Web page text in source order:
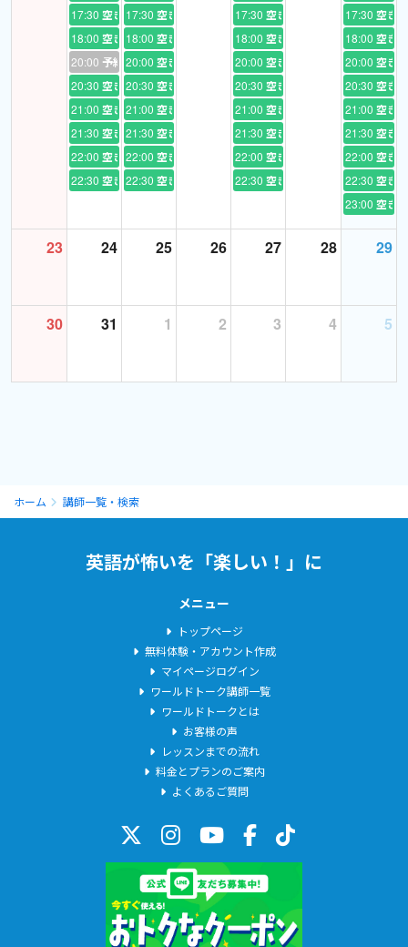
＜資格・免許＞
中学・高等学校教員免許一種 (英語)
＜レッスンを受けていただく前のお願いごと＞
◆初めて受講される方のレッスンでは、まずは自己紹介とどんな
レッスンを希望するかを気軽にお伝えくださいませ。(英語でも日
本語でもどちらでも構いません)
そのためレッスン当日にご連絡をいただいても時間帯によっては確
認できない恐れがあります。万一、リクエストされたい事があれ
17:30 空き
18:00 空き
20:00 予約あり
20:30 空き
21:00 空き
21:30 空き
22:00 空き
22:30 空き
17:30 空き
18:00 空き
20:00 空き
20:30 空き
21:00 空き
21:30 空き
22:00 空き
22:30 空き
17:30 空き
18:00 空き
20:00 空き
20:30 空き
21:00 空き
21:30 空き
22:00 空き
22:30 空き
17:30 空き
18:00 空き
20:00 空き
20:30 空き
21:00 空き
21:30 空き
22:00 空き
22:30 空き
23:00 空き
23 24 25 26 27 28 29
30 31 1 2 3 4 5
ホーム 講師一覧・検索
英語が怖いを「楽しい！」に
メニュー
トップページ
無料体験・アカウント作成
マイページログイン
ワールドトーク講師一覧
ワールドトークとは
お客様の声
レッスンまでの流れ
料金とプランのご案内
よくあるご質問